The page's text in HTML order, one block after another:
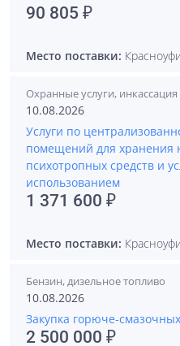
90 805 ₽
Место поставки:
Охранные услуги, инкассация
10.08.2026
Услуги по
помещений для хранения
психотропных средств и
использованием
1 371 600 ₽
Место поставки:
Бензин, дизельное топливо
10.08.2026
Закупка горюче-
2 500 000 ₽